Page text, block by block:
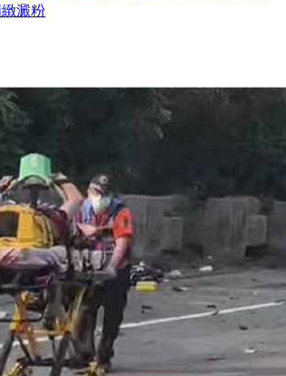
澱粉